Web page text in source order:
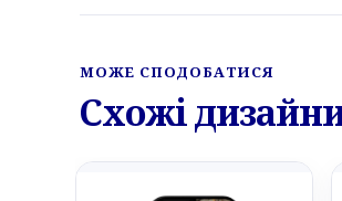
МОЖЕ СПОДОБАТИСЯ
Схожі